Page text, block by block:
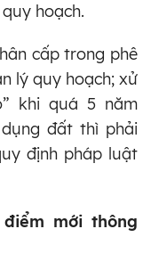
hoạch.
cấp trong phê
lý quy hoạch; xử
khi quá 5 năm
đất thì phải
định pháp luật
mới thông